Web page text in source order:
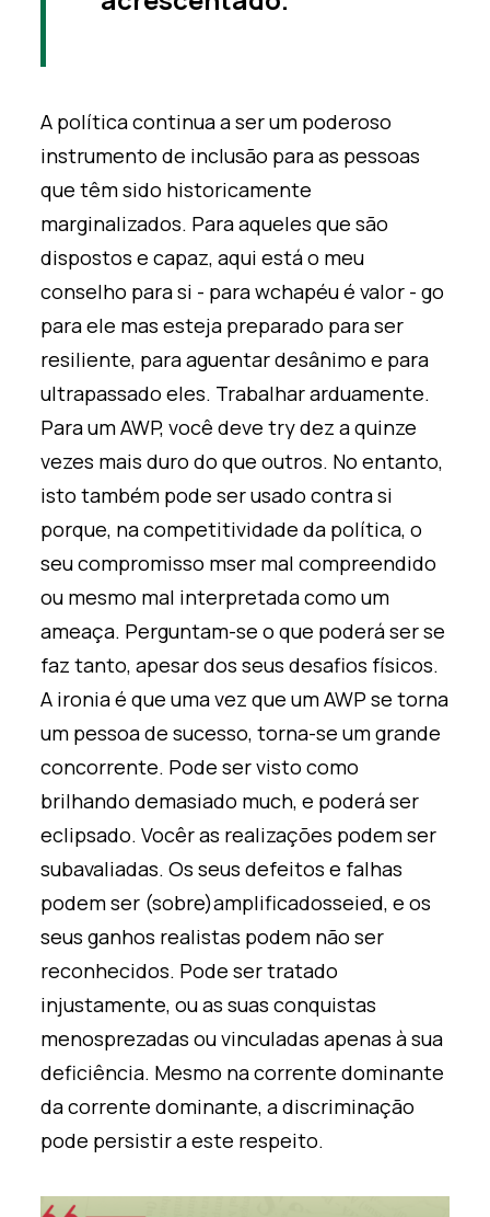
A política continua a ser um poderoso
instrumento de inclusão para as pessoas
que têm sido historicamente
marginalizados. Para aqueles que são
dispostos e capaz, aqui está o meu
conselho para si - para wchapéué valor -go
para ele mas esteja preparado para ser
resiliente, para aguentardesânimo e para
ultrapassado eles. Trabalhar arduamente.
Para um AWP, vocêdeve try dez a quinze
vezes mais durodo que outros. No entanto,
isto também pode ser usado contra si
porque, na competitividade da política, o
seu compromisso mser mal compreendido
ou mesmo mal interpretadacomo um
ameaça. Perguntam-se o que poderá ser se
faz tanto, apesar dos seus desafios físicos.
A ironia é que uma vez que um AWP se torna
um pessoa de sucesso, torna-se um grande
concorrente. Pode ser visto como
brilhando demasiado much, e poderá ser
eclipsado. Vocêras realizações podem ser
subavaliadas. Os seus defeitos e falhas
podem ser (sobre)amplificadosseied, e os
seus ganhos realistas podem não ser
reconhecidos. Pode ser tratado
injustamente, ou as suas conquistas
menosprezadas ou vinculadas apenas à sua
deficiência. Mesmo na corrente dominante
da corrente dominante, a discriminação
pode persistira este respeito.